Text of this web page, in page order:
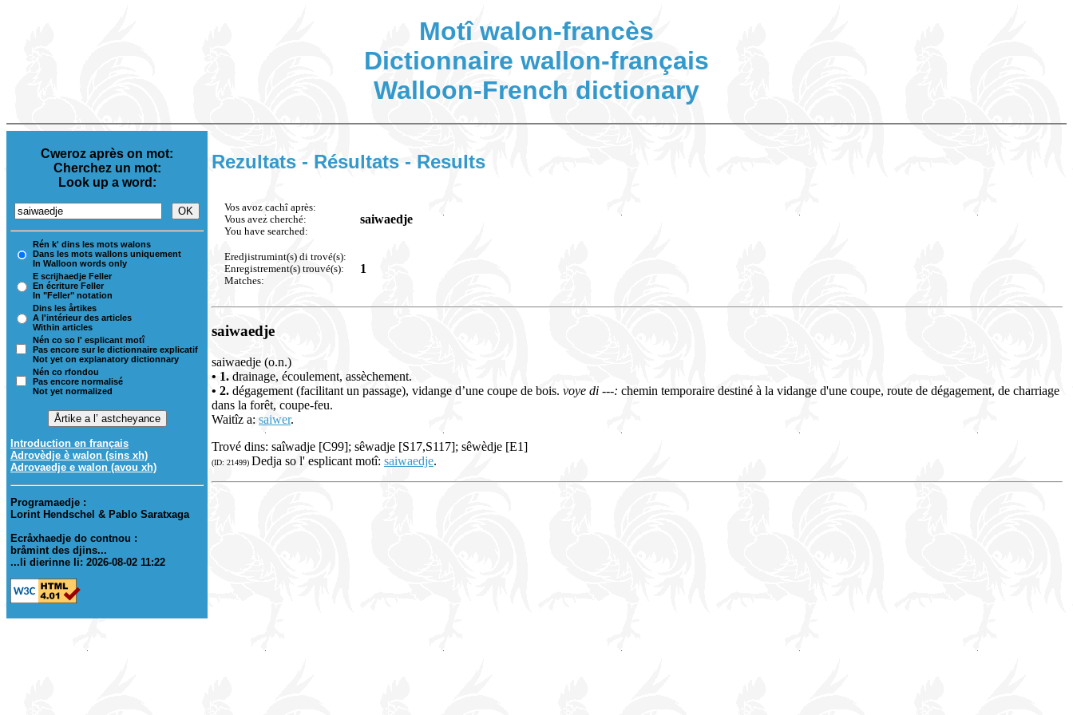
Motî walon-francès
Dictionnaire wallon-français
Walloon-French dictionary
Cweroz après on mot:
Cherchez un mot:
Look up a word:
Rén k' dins les mots walons
Dans les mots wallons uniquement
In Walloon words only
E scrijhaedje Feller
En écriture Feller
In "Feller" notation
Dins les årtikes
A l'intérieur des articles
Within articles
Nén co so l' esplicant motî
Pas encore sur le dictionnaire explicatif
Not yet on explanatory dictionnary
Nén co rfondou
Pas encore normalisé
Not yet normalized
Introduction en français
Adrovèdje è walon (sins xh)
Adrovaedje e walon (avou xh)
Programaedje :
Lorint Hendschel & Pablo Saratxaga
Ecråxhaedje do contnou :
bråmint des djins...
...li dierinne li: 2026-08-02 11:22
Rezultats - Résultats - Results
Vos avoz cachî après:
Vous avez cherché:
You have searched:
saiwaedje
Eredjistrumint(s) di trové(s):
Enregistrement(s) trouvé(s):
Matches:
1
saiwaedje
saiwaedje (o.n.)
• 1. drainage, écoulement, assèchement.
• 2. dégagement (facilitant un passage), vidange d’une coupe de bois. voye di ---: chemin temporaire destiné à la vidange d'une coupe, route de dégagement, de charriage
dans la forêt, coupe-feu.
Waitîz a: saiwer.
Trové dins: saîwadje [C99]; sêwadje [S17,S117]; sêwèdje [E1]
(ID: 21499) Dedja so l' esplicant motî: saiwaedje.